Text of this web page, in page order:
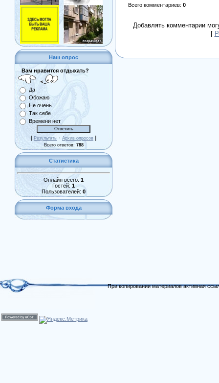
Наш опрос
Вам нравится отдыхать?
Да
Обожаю
Не очень
Так себе
Времени нет
[ Результаты · Архив опросов ]
Всего ответов: 788
Статистика
Онлайн всего: 1
Гостей: 1
Пользователей: 0
Форма входа
Всего комментариев: 0
Добавлять комментарии
[
При копировании материалов активная